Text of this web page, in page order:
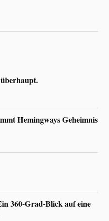
Hemingways Geheimnis
360-Grad-Blick auf eine